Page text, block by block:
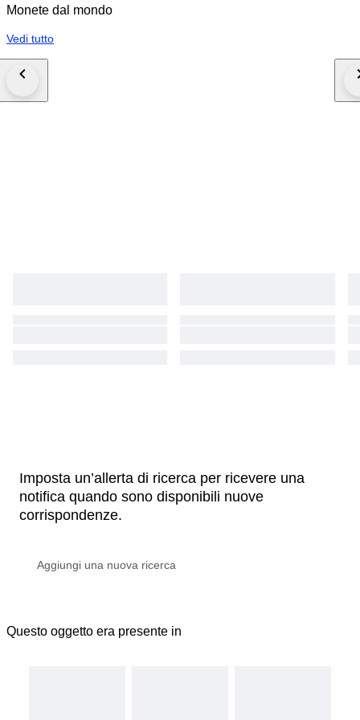
Monete dal mondo
Vedi tutto
Imposta un’allerta di ricerca per ricevere una
notifica quando sono disponibili nuove
corrispondenze.
Questo oggetto era presente in